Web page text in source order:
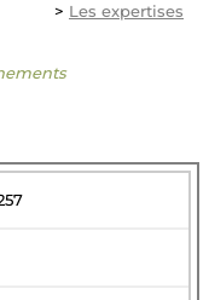
> Les expertises